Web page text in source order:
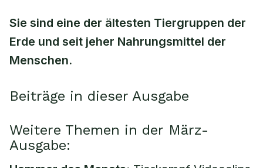
Sie sind eine der ältesten Tiergruppen der
Erde und seit jeher Nahrungsmittel der
Menschen.
Beiträge in dieser Ausgabe
Weitere Themen in der März-
Ausgabe: